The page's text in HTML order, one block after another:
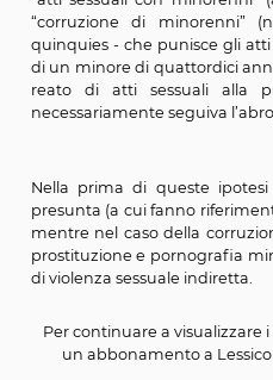
disposizioni in materia di
dei bambini e la
con la legge 1° ottobre
della Convenzione del
dei minori contro lo
2011/93/UE relativa alla
sessuale dei minori e la
avevano comunque
politica del diritto che